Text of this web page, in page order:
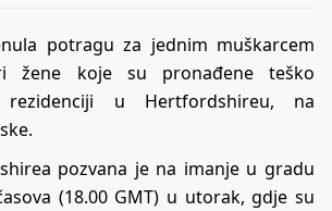
potragu za jednim muškarcem
žene koje su pronađene teško
u Hertfordshireu, na
pozvana je na imanje u gradu
(18.00 GMT) u utorak, gdje su